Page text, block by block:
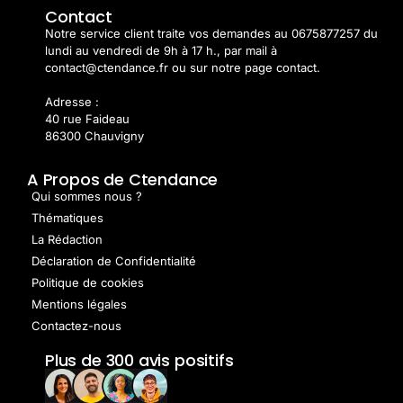
Contact
Notre service client traite vos demandes au 0675877257 du
lundi au vendredi de 9h à 17 h., par mail à
contact@ctendance.fr ou sur notre page contact.
Adresse :
40 rue Faideau
86300 Chauvigny
A Propos de Ctendance
Qui sommes nous ?
Thématiques
La Rédaction
Déclaration de Confidentialité
Politique de cookies
Mentions légales
Contactez-nous
Plus de 300 avis positifs